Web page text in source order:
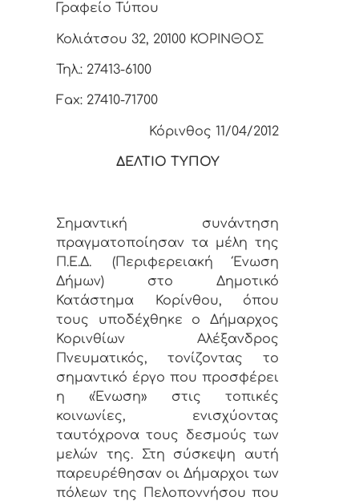
Γραφείο Τύπου
Κολιάτσου 32, 20100 ΚΟΡΙΝΘΟΣ
Τηλ.: 27413-6100
Fax: 27410-71700
Κόρινθος 11/04/2012
ΔΕΛΤΙΟ ΤΥΠΟΥ
Σημαντική συνάντηση
πραγματοποίησαν τα μέλη της
Π.Ε.Δ. (Περιφερειακή Ένωση
Δήμων) στο Δημοτικό
Κατάστημα Κορίνθου, όπου
τους υποδέχθηκε ο Δήμαρχος
Κορινθίων Αλέξανδρος
Πνευματικός, τονίζοντας το
σημαντικό έργο που προσφέρει
η «Ένωση» στις τοπικές
κοινωνίες, ενισχύοντας
ταυτόχρονα τους δεσμούς των
μελών της. Στη σύσκεψη αυτή
παρευρέθησαν οι Δήμαρχοι των
πόλεων της Πελοποννήσου που